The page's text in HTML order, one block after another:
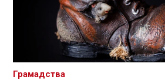
Грамадства